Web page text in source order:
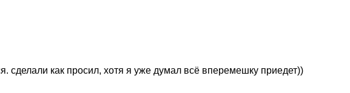
сделали как просил, хотя я уже думал всё вперемешку приедет))